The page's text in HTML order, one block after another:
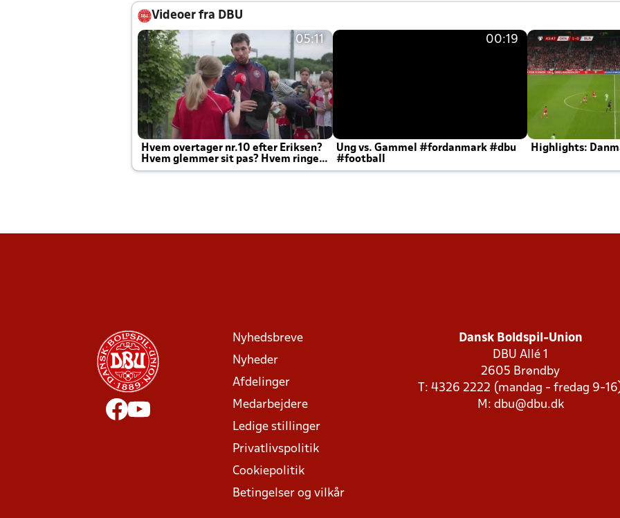
Videoer fra DBU
05:11
Hvem overtager nr.10 efter Eriksen?
Hvem glemmer sit pas? Hvem ringer
Joachim altid til efter kampe?
00:19
Ung vs. Gammel #fordanmark #dbu
#football
Highlights:
Nyhedsbreve
Nyheder
Afdelinger
Medarbejdere
Ledige stillinger
Privatlivspolitik
Cookiepolitik
Betingelser og vilkår
Dansk Boldspil-Union
DBU Allé 1
2605 Brøndby
T: 4326 2222 (mandag - fredag 9-
M: dbu@dbu.dk